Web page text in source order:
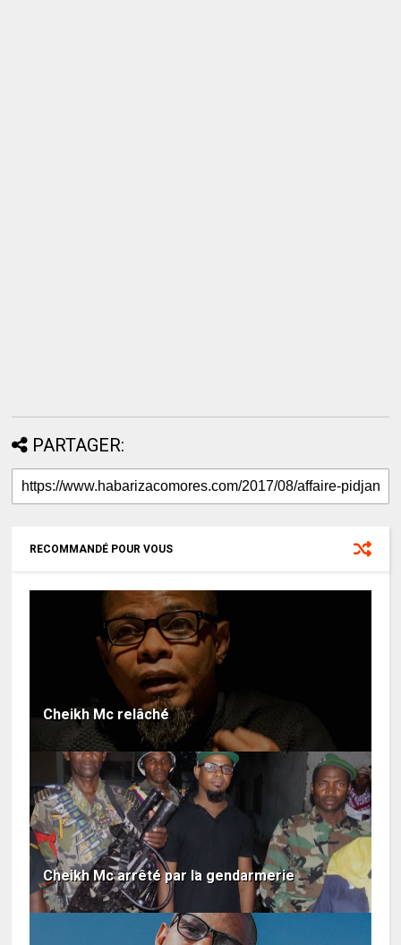
PARTAGER:
RECOMMANDÉ POUR VOUS
Cheikh Mc relâché
Cheikh Mc arrêté par la gendarmerie